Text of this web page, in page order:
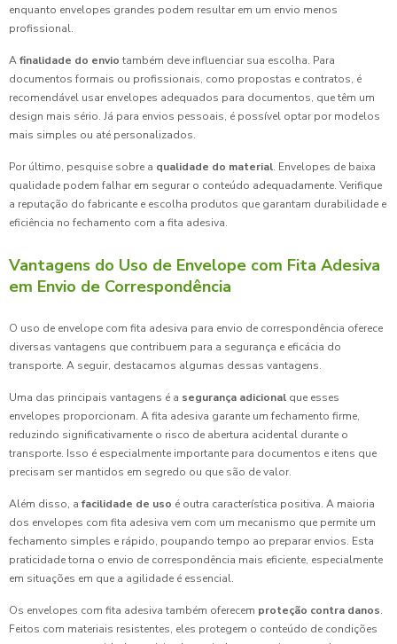
enquanto envelopes grandes podem resultar em um envio menos
profissional.
Afinalidade do envio também deve influenciar sua escolha. Para
documentos formais ou profissionais, como propostas e contratos, é
recomendável usar envelopes adequados para documentos, que têm um
design mais sério. Já para envios pessoais, é possível optar por modelos
mais simples ou até personalizados.
Por último, pesquise sobre a qualidade do material. Envelopes de baixa
qualidade podem falhar em segurar o conteúdo adequadamente. Verifique
a reputação do fabricante e escolha produtos que garantam durabilidade e
eficiência no fechamento com a fita adesiva.
Vantagens do Uso de Envelope com Fita Adesiva
em Envio de Correspondência
O uso de envelope com fita adesiva para envio de correspondência oferece
diversas vantagens que contribuem para a segurança e eficácia do
transporte. A seguir, destacamos algumas dessas vantagens.
Uma das principais vantagens é a segurança adicional que esses
envelopes proporcionam. A fita adesiva garante um fechamento firme,
reduzindo significativamente o risco de abertura acidental durante o
transporte. Isso é especialmente importante para documentos e itens que
precisam ser mantidos em segredo ou que são de valor.
Além disso, a facilidade de uso é outra característica positiva. A maioria
dos envelopes com fita adesiva vem com um mecanismo que permite um
fechamento simples e rápido, poupando tempo ao preparar envios. Esta
praticidade torna o envio de correspondência mais eficiente, especialmente
em situações em que a agilidade é essencial.
Os envelopes com fita adesiva também oferecem proteção contra danos.
Feitos com materiais resistentes, eles protegem o conteúdo de condições